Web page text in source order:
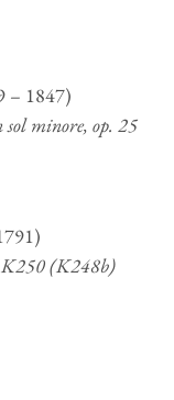
– 1847)
sol minore, op. 25
K250 (K248b)